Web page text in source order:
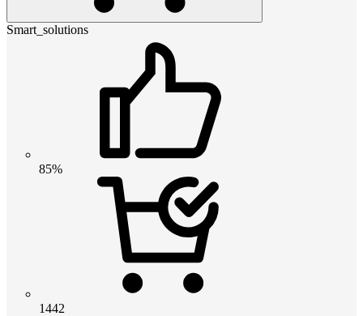
Smart_solutions
85%
1442